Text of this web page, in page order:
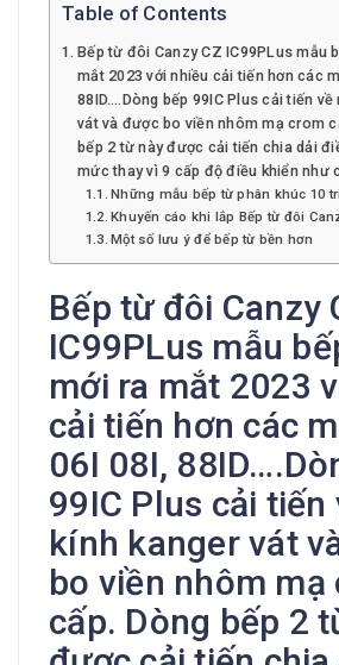
Table of Contents
Bếp từ đôi Canzy CZ IC99PLus mẫu
mắt 2023 với nhiều cải tiến hơn các
88ID….Dòng bếp 99IC Plus cải tiến về
vát và được bo viền nhôm mạ crom
bếp 2 từ này được cải tiến chia dải
mức thay vì 9 cấp độ điều khiển như
Những mẫu bếp từ phân khúc 10
Khuyến cáo khi lắp Bếp từ đôi
Một số lưu ý để bếp từ bền hơn
Bếp từ đôi Canzy
IC99PLus mẫu
mới ra mắt 2023
cải tiến hơn các
06I 08I,
99IC Plus cải tiến
kính kanger vát
bo viền nhôm mạ
cấp. Dòng bếp 2